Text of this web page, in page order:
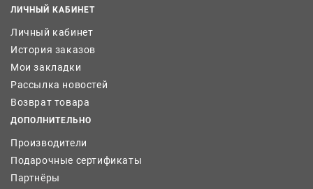
ЛИЧНЫЙ КАБИНЕТ
Личный кабинет
История заказов
Мои закладки
Рассылка новостей
Возврат товара
ДОПОЛНИТЕЛЬНО
Производители
Подарочные сертификаты
Партнёры